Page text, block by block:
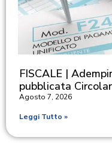
FISCALE |
pubblicata
Agosto 7, 2026
Leggi Tutto »